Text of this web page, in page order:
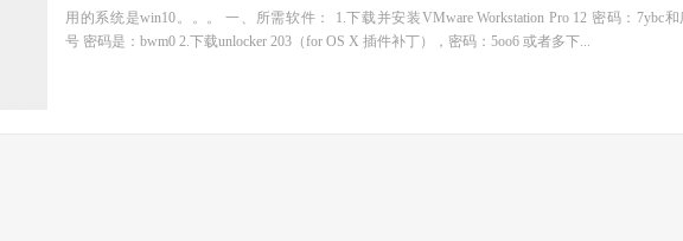
用的系统是win10。。。 一、所需软件： 1.下载并安装VMware Workstation Pro 12 密码：7ybc和
号 密码是：bwm0 2.下载unlocker 203（for OS X 插件补丁），密码：5oo6 或者多下...